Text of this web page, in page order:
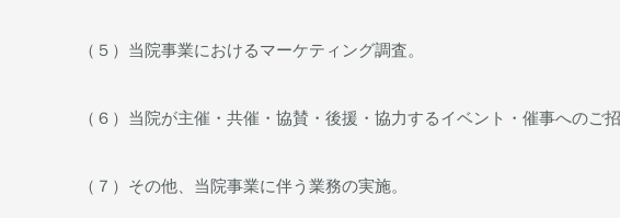
（５）当院事業におけるマーケティング調査。
（６）当院が主催・共催・協賛・後援・協力するイベント・催事へのご
（７）その他、当院事業に伴う業務の実施。